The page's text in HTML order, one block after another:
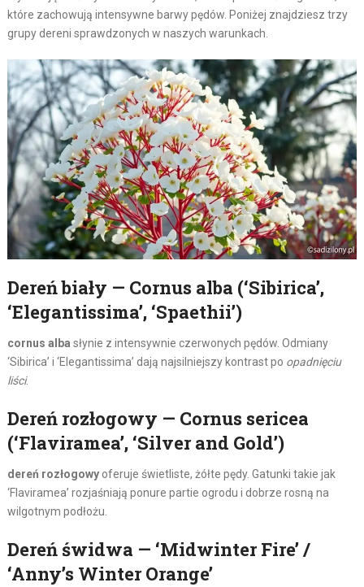
które zachowują intensywne barwy pędów. Poniżej znajdziesz trzy
grupy dereni sprawdzonych w naszych warunkach.
Dereń biały — Cornus alba (‘Sibirica’,
‘Elegantissima’, ‘Spaethii’)
cornus alba słynie z intensywnie czerwonych pędów. Odmiany
‘Sibirica’ i ‘Elegantissima’ dają najsilniejszy kontrast po opadnięciu
liści.
Dereń rozłogowy — Cornus sericea
(‘Flaviramea’, ‘Silver and Gold’)
dereń rozłogowyoferuje świetliste, żółte pędy. Gatunki takie jak
‘Flaviramea’ rozjaśniają ponure partie ogrodu i dobrze rosną na
wilgotnym podłożu.
Dereń świdwa — ‘Midwinter Fire’ /
‘Anny’s Winter Orange’